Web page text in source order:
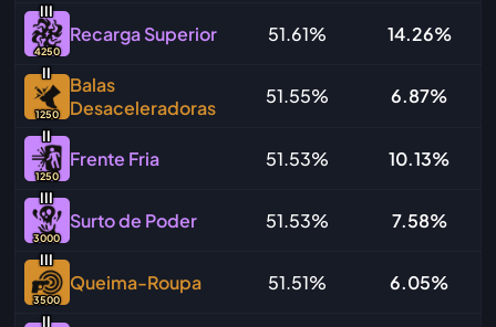
III
4250
Recarga Superior 51.61% 14.26%
II
1250
Balas
Desaceleradoras
51.55% 6.87%
II
1250
Frente Fria 51.53% 10.13%
III
3000
Surto de Poder 51.53% 7.58%
III
3500
Queima-Roupa 51.51% 6.05%
II